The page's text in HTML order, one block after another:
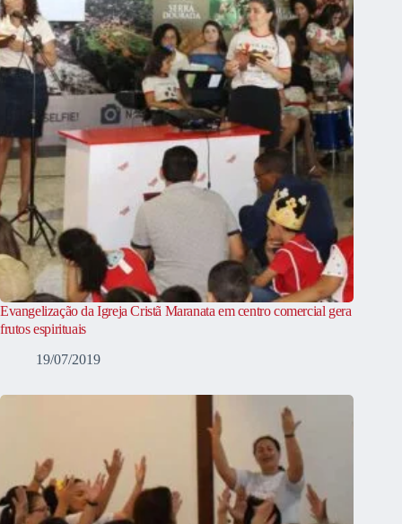
Evangelização da Igreja Cristã Maranata em centro comercial gera
frutos espirituais
19/07/2019